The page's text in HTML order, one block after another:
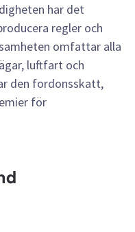
har det
regler och
omfattar alla
luftfart och
den fordonsskatt,
för